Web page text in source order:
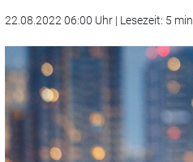
22.08.2022 06:00 Uhr | Lesezeit: 5 min